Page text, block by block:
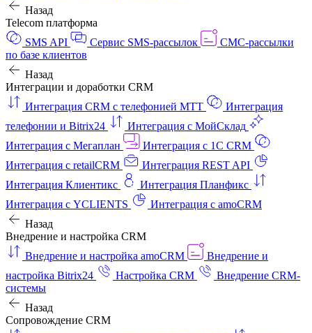
Назад
Telecom платформа
SMS API
Сервис SMS-рассылок
СМС-рассылки
по базе клиентов
Назад
Интеграции и доработки CRM
Интеграция CRM с телефонией МТТ
Интеграция
телефонии и Bitrix24
Интеграция с МойСклад
Интеграция с Мегаплан
Интеграция с 1C CRM
Интеграция с retailCRM
Интеграция REST API
Интеграция Клиентикс
Интеграция Планфикс
Интеграция с YCLIENTS
Интеграция с amoCRM
Назад
Внедрение и настройка CRM
Внедрение и настройка amoCRM
Внедрение и
настройка Bitrix24
Настройка CRM
Внедрение CRM-
системы
Назад
Сопровождение CRM